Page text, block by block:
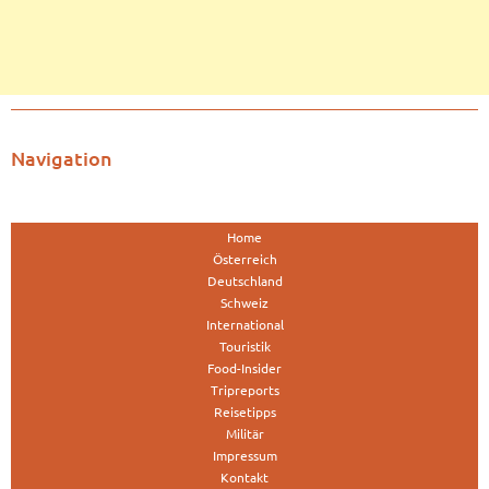
Navigation
Home
Österreich
Deutschland
Schweiz
International
Touristik
Food-Insider
Tripreports
Reisetipps
Militär
Impressum
Kontakt